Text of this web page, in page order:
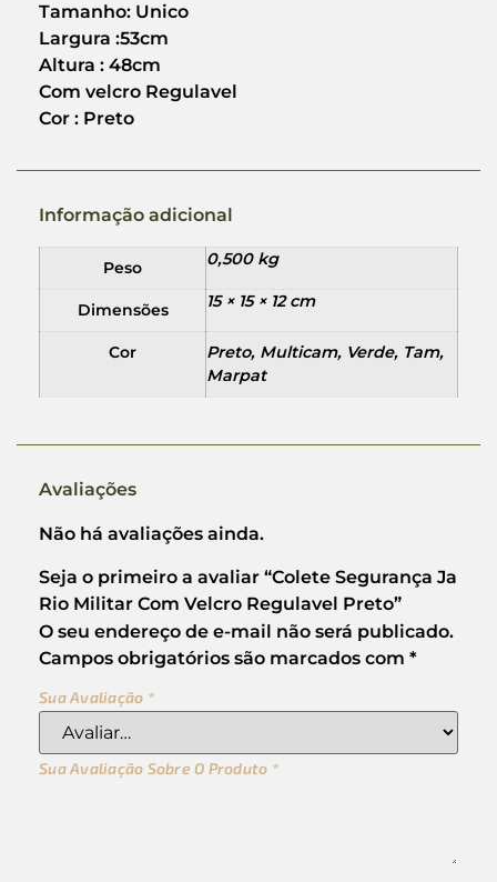
Tamanho: Unico
Largura :53cm
Altura : 48cm
Com velcro Regulavel
Cor : Preto
Informação adicional
Peso 0,500 kg
Dimensões 15 × 15 × 12 cm
Cor
Preto, Multicam, Verde, Tam,
Marpat
Avaliações
Não há avaliações ainda.
Seja o primeiro a avaliar “Colete Segurança Ja
Rio Militar Com Velcro Regulavel Preto”
O seu endereço de e-mail não será publicado.
Campos obrigatórios são marcados com *
Sua Avaliação *
Sua Avaliação Sobre O Produto *